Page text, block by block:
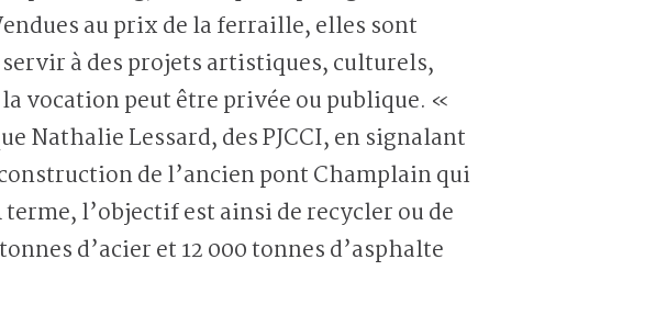
au prix de la ferraille, elles sont
à des projets artistiques, culturels,
vocation peut être privée ou publique. «
Nathalie Lessard, des PJCCI, en signalant
de l’ancien pont Champlain qui
l’objectif est ainsi de recycler ou de
d’acier et 12 000 tonnes d’asphalte